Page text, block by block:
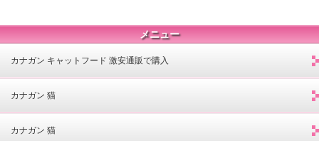
メニュー
カナガン キャットフード 激安通販で購入
カナガン 猫
カナガン 猫